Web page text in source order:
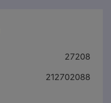
27208
212702088